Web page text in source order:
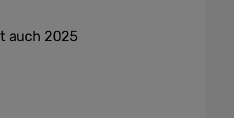
auch 2025